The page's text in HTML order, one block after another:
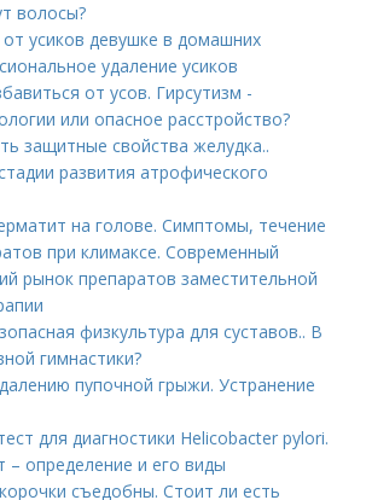
волосы?
от усиков девушке в домашних
удаление усиков
от усов. Гирсутизм -
или опасное расстройство?
защитные свойства желудка..
развития атрофического
на голове. Cимптомы, течение
при климаксе. Современный
рынок препаратов заместительной
физкультура для суставов.. В
гимнастики?
пупочной грыжи. Устранение
для диагностики Helicobacter pylori.
– определение и его виды
съедобны. Стоит ли есть